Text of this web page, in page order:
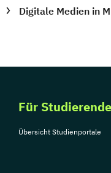
Digitale Medien in
Für Studierende
Übersicht Studienportale